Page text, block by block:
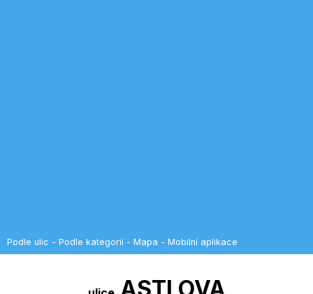
Podle ulic - Podle kategorií - Mapa - Mobilní aplikace